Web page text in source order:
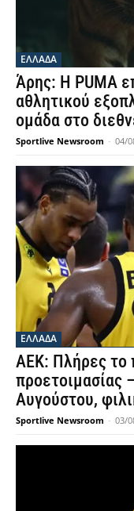
ΕΛΛΑΔΑ
Άρης: Η PUMA
αθλητικού
ομάδα στο
Sportlive Newsroom - 04/
ΕΛΛΑΔΑ
ΑΕΚ: Πλήρες το
προετοιμασίας
Αυγούστου,
Sportlive Newsroom - 03/